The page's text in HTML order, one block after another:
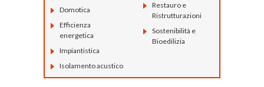
Domotica
Efficienza
energetica
Impiantistica
Isolamento acustico
Restauro e
Ristrutturazioni
Sostenibilità e
Bioedilizia